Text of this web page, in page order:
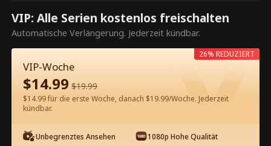
Dies ist eine kostenpflichtige
Episode. Bitte entsperren, um
weiterzusehen.
60Jetzt entsperren
Kostenlos in der App ansehen
VIP: Alle Serien kostenlos freischalten
Automatische Verlängerung. Jederzeit kündbar.
VIP-Woche
$14.99 $19.99
$14.99 für die erste Woche, danach $19.99/Woche. Jederzeit
kündbar.
Unbegrenztes Ansehen 1080p Hohe Qualität
26% REDUZIERT